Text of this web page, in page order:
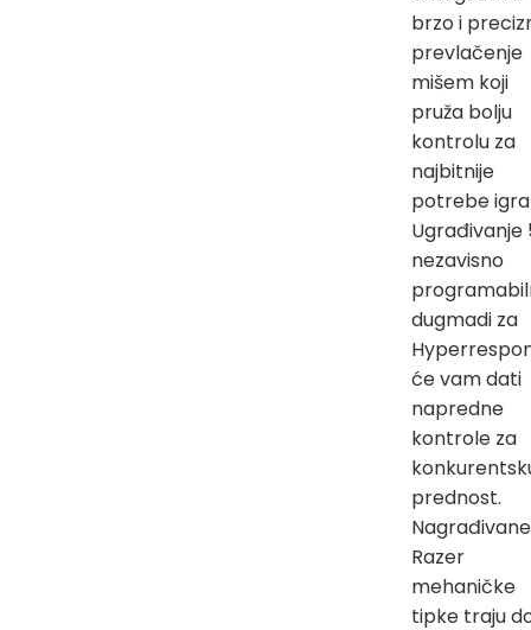
brzo i
prevlačenje
mišem koji
pruža bolju
kontrolu za
najbitnije
potrebe
Ugrađivanje
nezavisno
dugmadi za
će vam dati
napredne
kontrole za
prednost.
Nagrađivane
Razer
mehaničke
tipke traju